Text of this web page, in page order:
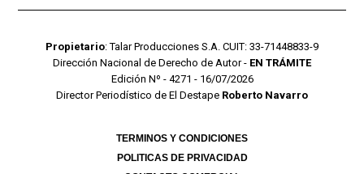
Propietario: Talar Producciones S.A. CUIT: 33-71448833-9
Dirección Nacional de Derecho de Autor - EN TRÁMITE
Edición Nº - 4271 - 16/07/2026
Director Periodístico de El Destape Roberto Navarro
TERMINOS Y CONDICIONES
POLITICAS DE PRIVACIDAD